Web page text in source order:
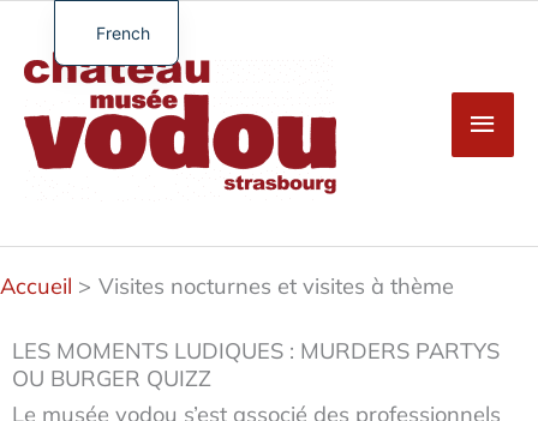
Aller
contenu
Accueil Visites nocturnes et visites à thème
LES MOMENTS LUDIQUES : MURDERS PARTYS
OU BURGER QUIZZ
Le musée vodou s’est associé des professionnels
French
English
German
Spanish